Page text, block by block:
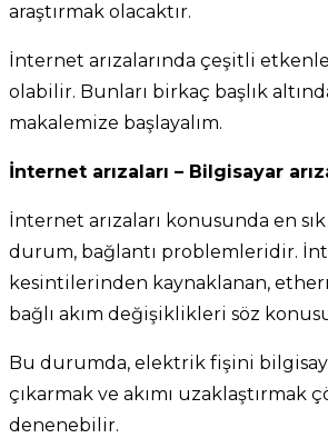
araştırmak olacaktır.
İnternet arızalarında çeşitli
olabilir. Bunları birkaç başlık
makalemize başlayalım.
İnternet arızaları – Bilgisayar
İnternet arızaları konusunda en sık
durum, bağlantı problemleridir.
kesintilerinden kaynaklanan,
bağlı akım değişiklikleri söz
Bu durumda, elektrik fişini
çıkarmak ve akımı uzaklaştırmak
denenebilir.